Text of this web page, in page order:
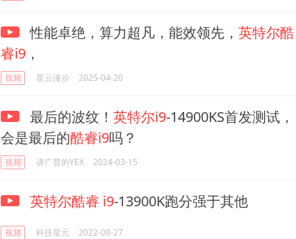
性能卓绝，算力超凡，能效领先， 英特尔酷
睿i9 ，
视频 星云漫步 2025-04-20
最后的波纹！ 英特尔i9-14900KS首发测试，
会是最后的酷睿i9吗？
视频 讲广普的YEX 2024-03-15
英特尔酷睿 i9-13900K跑分强于其他
视频 科技星元 2022-08-27